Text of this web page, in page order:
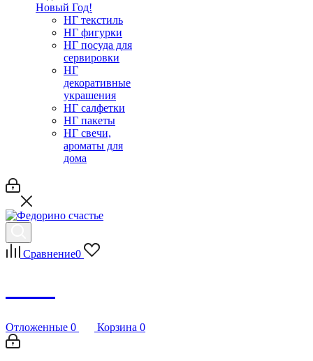
Новый Год!
НГ текстиль
НГ фигурки
НГ посуда для
сервировки
НГ
декоративные
украшения
НГ салфетки
НГ пакеты
НГ свечи,
ароматы для
дома
Сравнение0
Отложенные 0 Корзина 0